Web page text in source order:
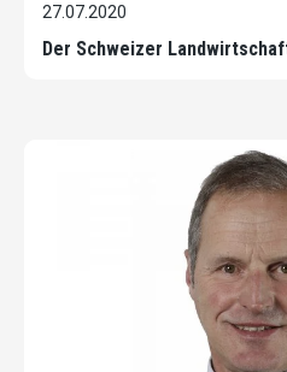
27.07.2020
Der Schweizer